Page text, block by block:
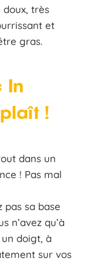
très
et
gras.
In
plaît !
dans un
! Pas mal
pas sa base
n’avez qu’à
doigt, à
sur vos